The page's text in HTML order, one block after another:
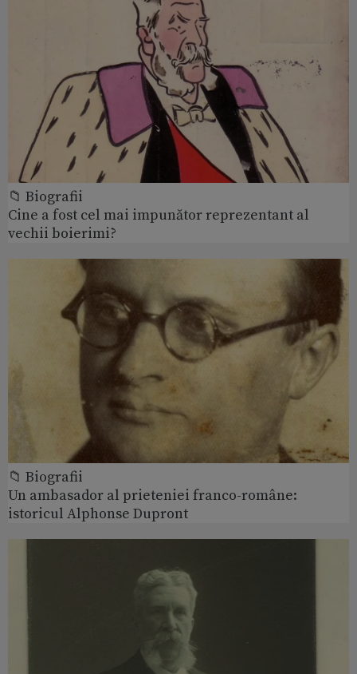
📁 Biografii
Cine a fost cel mai impunător reprezentant al
vechii boierimi?
📁 Biografii
Un ambasador al prieteniei franco-române:
istoricul Alphonse Dupront